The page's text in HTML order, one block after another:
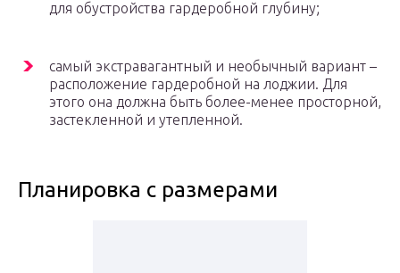
для обустройства гардеробной глубину;
самый экстравагантный и необычный вариант –
расположение гардеробной на лоджии. Для
этого она должна быть более-менее просторной,
застекленной и утепленной.
Планировка с размерами